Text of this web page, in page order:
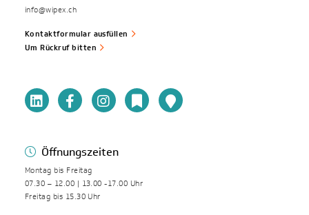
info@wipex.ch
Kontaktformular ausfüllen
Um Rückruf bitten
Öffnungszeiten
Montag bis Freitag
07.30 – 12.00 | 13.00 -17.00 Uhr
Freitag bis 15.30 Uhr